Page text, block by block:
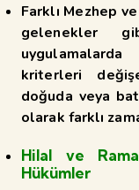
Farklı Mezhep
gelenekler
kriterleri
doğuda veya
olarak farklı
Hilal ve
Hükümler